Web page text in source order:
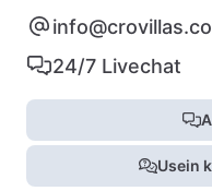
24/7 Livechat
Usein